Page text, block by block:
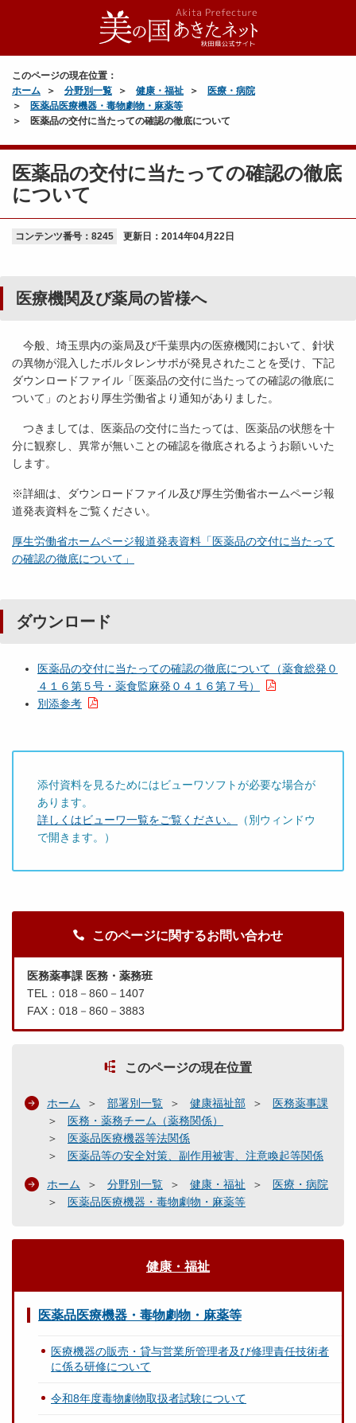
このページの現在位置：
ホーム
分野別一覧 健康・福祉
医療・病院
医薬品医療機器・毒物劇物・麻薬等
医薬品の交付に当たっての確認の徹底について
医薬品の交付に当たっての確認の徹底
について
コンテンツ番号：8245 更新日： 2014年04月22日
医療機関及び薬局の皆様へ
今般、埼玉県内の薬局及び千葉県内の医療機関において、針状
の異物が混入したボルタレンサポが発見されたことを受け、下記
ダウンロードファイル「医薬品の交付に当たっての確認の徹底に
ついて」のとおり厚生労働省より通知がありました。
つきましては、医薬品の交付に当たっては、医薬品の状態を十
分に観察し、異常が無いことの確認を徹底されるようお願いいた
します。
※詳細は、ダウンロードファイル及び厚生労働省ホームページ報
道発表資料をご覧ください。
厚生労働省ホームページ報道発表資料「医薬品の交付に当たって
の確認の徹底について」
ダウンロード
医薬品の交付に当たっての確認の徹底について（薬食総発０
４１６第５号・薬食監麻発０４１６第７号）
別添参考
添付資料を見るためにはビューワソフトが必要な場合が
あります。
詳しくはビューワ一覧をご覧ください。
（別ウィンドウ
で開きます。）
このページに関するお問い合わせ
医務薬事課 医務・薬務班
TEL：018－860－1407
FAX：018－860－3883
このページの現在位置
ホーム 部署別一覧 健康福祉部
医務薬事課
医務・薬務チーム（薬務関係）
医薬品医療機器等法関係
医薬品等の安全対策、副作用被害、注意喚起等関係
ホーム 分野別一覧 健康・福祉
医療・病院
医薬品医療機器・毒物劇物・麻薬等
健康・福祉
医薬品医療機器・毒物劇物・麻薬等
医療機器の販売・貸与営業所管理者及び修理責任技術者
に係る研修について
令和8年度毒物劇物取扱者試験について